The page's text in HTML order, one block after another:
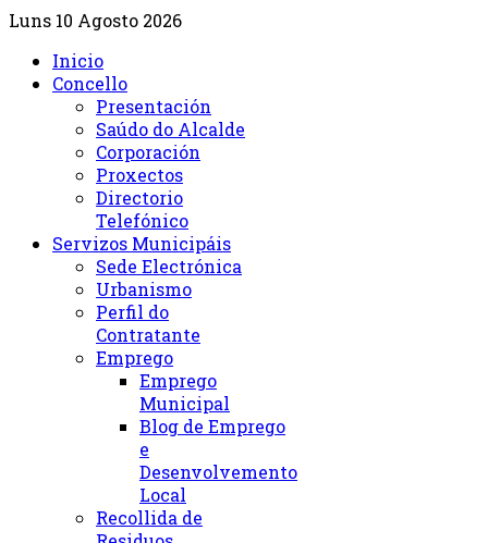
Luns 10 Agosto 2026
Inicio
Concello
Presentación
Saúdo do Alcalde
Corporación
Proxectos
Directorio
Telefónico
Servizos Municipáis
Sede Electrónica
Urbanismo
Perfil do
Contratante
Emprego
Emprego
Municipal
Blog de Emprego
e
Desenvolvemento
Local
Recollida de